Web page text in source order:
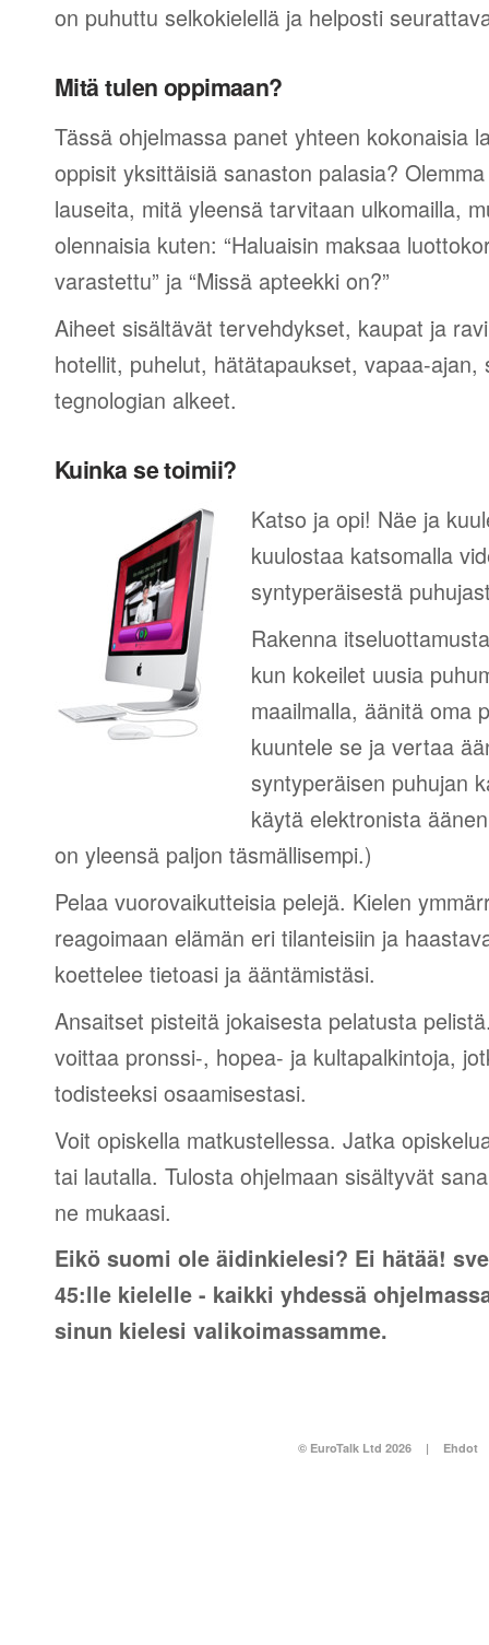
on puhuttu selkokielellä ja helposti
Mitä tulen oppimaan?
Tässä ohjelmassa panet yhteen kokonaisia
oppisit yksittäisiä sanaston palasia?
lauseita, mitä yleensä tarvitaan ulkomailla,
olennaisia kuten: “Haluaisin maksaa
varastettu” ja “Missä apteekki on?”
Aiheet sisältävät tervehdykset, kaupat ja
hotellit, puhelut, hätätapaukset, vapaa-ajan,
tegnologian alkeet.
Kuinka se toimii?
Katso ja opi! Näe ja
kuulostaa katsomalla
syntyperäisestä
Rakenna
kun kokeilet uusia
maailmalla, äänitä oma
kuuntele se ja vertaa
syntyperäisen puhujan
käytä elektronista
on yleensä paljon täsmällisempi.)
Pelaa vuorovaikutteisia pelejä. Kielen
reagoimaan elämän eri tilanteisiin ja
koettelee tietoasi ja ääntämistäsi.
Ansaitset pisteitä jokaisesta pelatusta
voittaa pronssi-, hopea- ja kultapalkintoja,
todisteeksi osaamisestasi.
Voit opiskella matkustellessa. Jatka
tai lautalla. Tulosta ohjelmaan sisältyvät
ne mukaasi.
Eikö suomi ole äidinkielesi? Ei hätää!
45:lle kielelle - kaikki yhdessä
sinun kielesi valikoimassamme.
© EuroTalk Ltd 2026 | Ehdot